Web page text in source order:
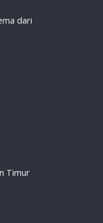
dari
Timur